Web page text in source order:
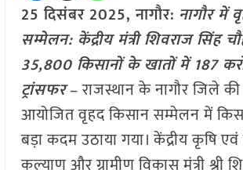
25 दिसंबर 2025, नागौर: नागौर में
सम्मेलन: केंद्रीय मंत्री शिवराज सिंह
35,800 किसानों के खातों में 187
ट्रांसफर– राजस्थान के नागौर जिले
आयोजित वृहद किसान सम्मेलन में
बड़ा कदम उठाया गया। केंद्रीय कृषि